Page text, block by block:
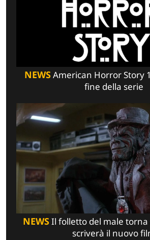
NEWSAmerican Horror Story
fine della serie
NEWSIl folletto del male torna
scriverà il nuovo